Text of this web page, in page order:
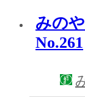
みの
No.261